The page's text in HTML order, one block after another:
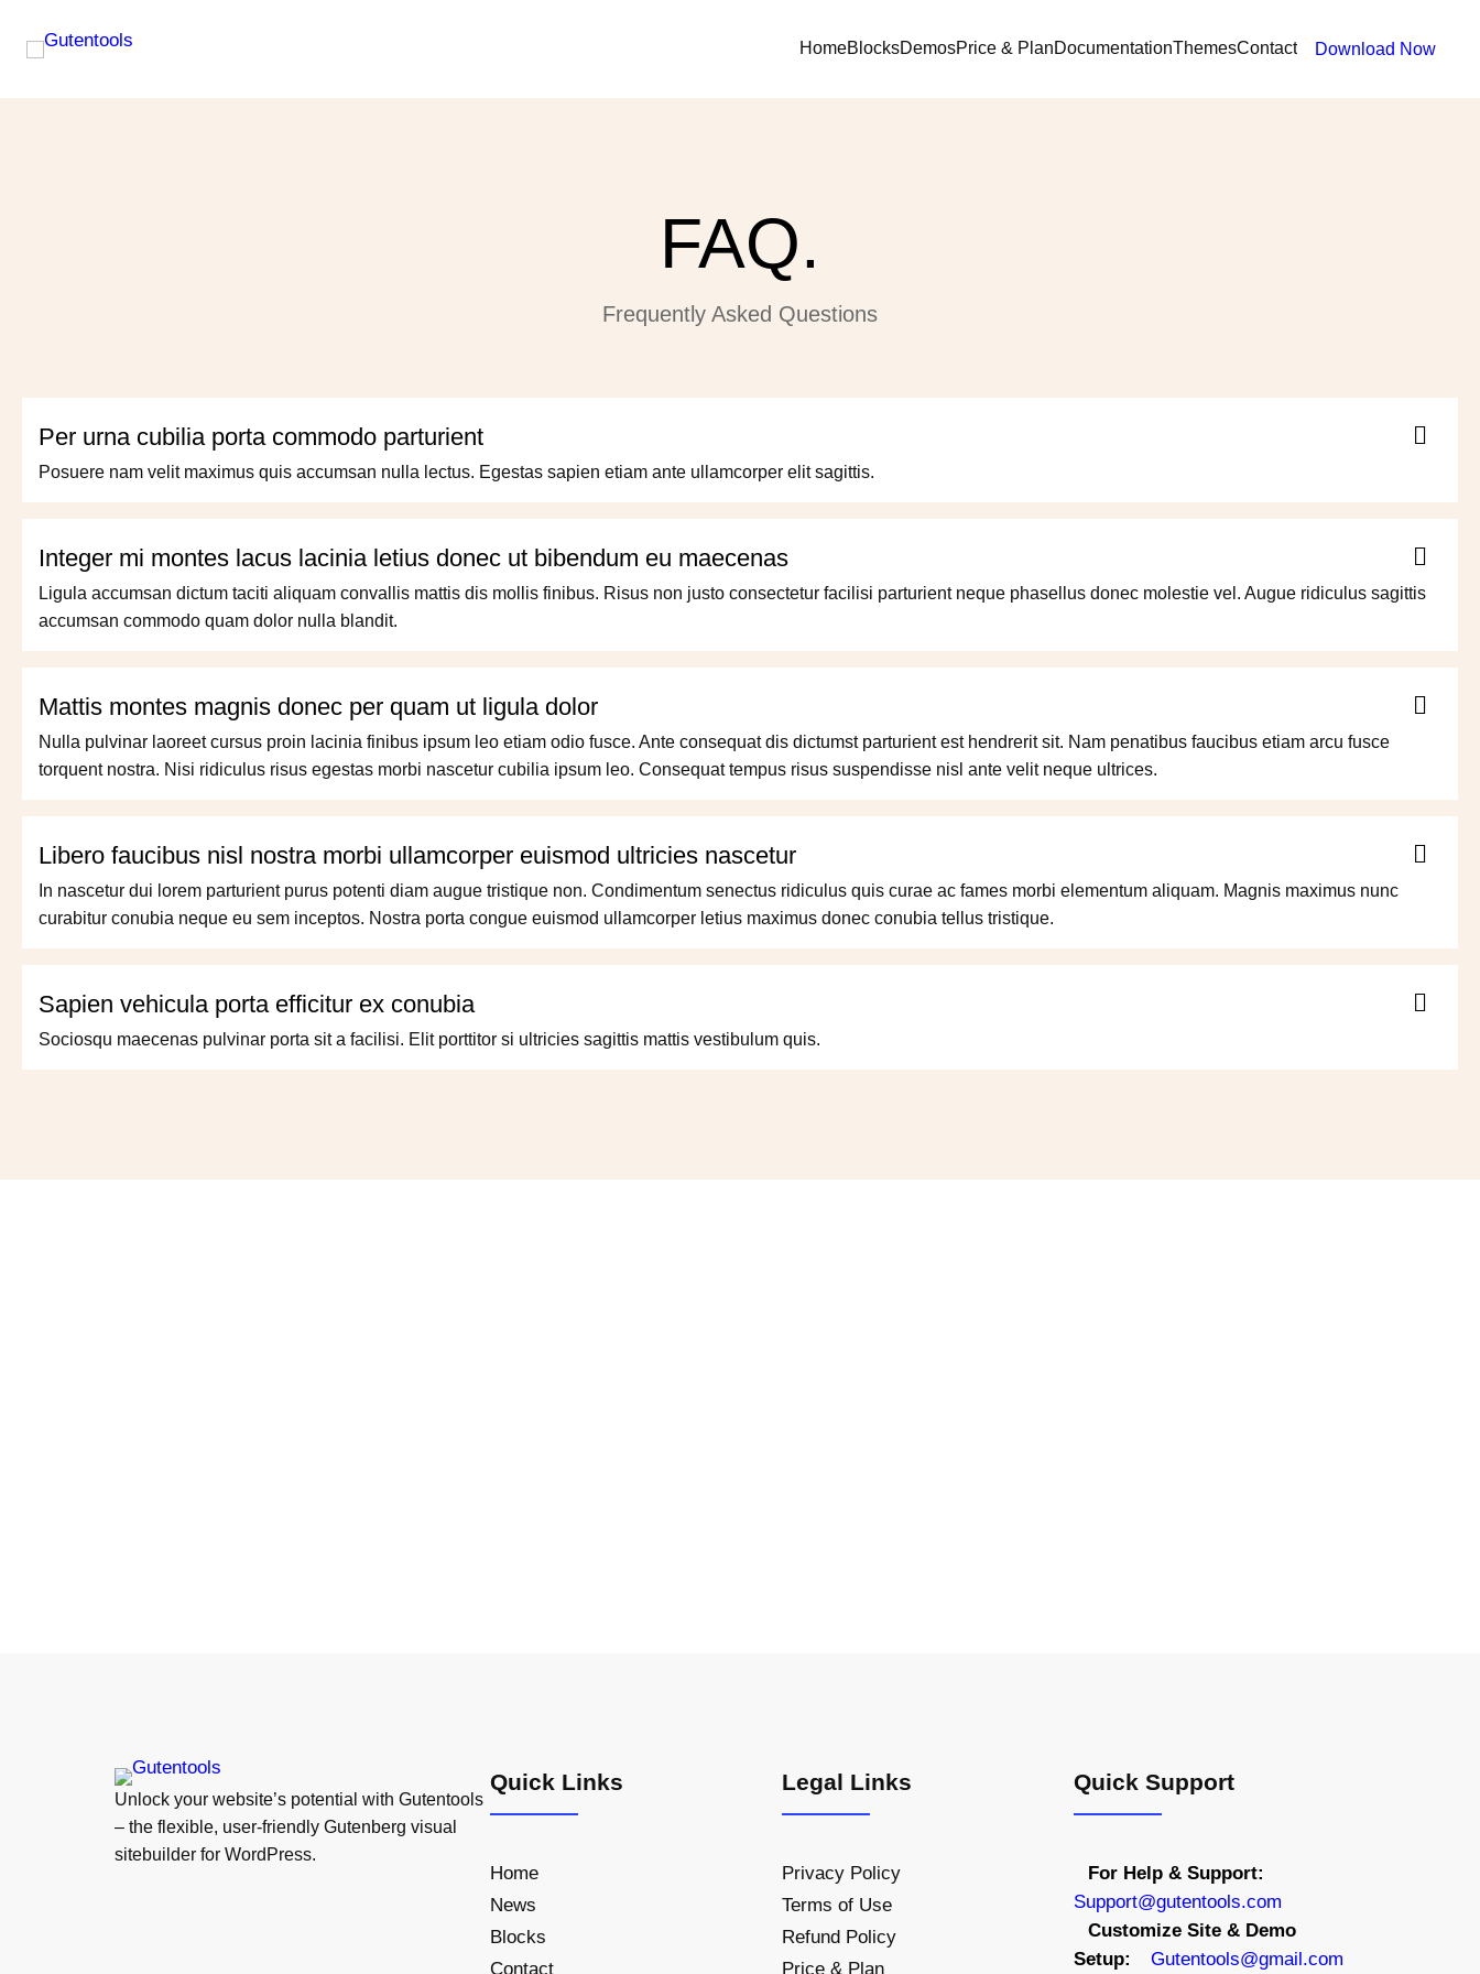
HomeBlocksDemosPrice & PlanDocumentationThemesContact Download Now
FAQ.
Frequently Asked Questions
Per urna cubilia porta commodo parturient
Posuere nam velit maximus quis accumsan nulla lectus. Egestas sapien etiam ante ullamcorper elit sagittis.
Integer mi montes lacus lacinia letius donec ut bibendum eu maecenas
Ligula accumsan dictum taciti aliquam convallis mattis dis mollis finibus. Risus non justo consectetur facilisi parturient neque phasellus donec molestie vel. Augue ridiculus sagittis
accumsan commodo quam dolor nulla blandit.
Mattis montes magnis donec per quam ut ligula dolor
Nulla pulvinar laoreet cursus proin lacinia finibus ipsum leo etiam odio fusce. Ante consequat dis dictumst parturient est hendrerit sit. Nam penatibus faucibus etiam arcu fusce
torquent nostra. Nisi ridiculus risus egestas morbi nascetur cubilia ipsum leo. Consequat tempus risus suspendisse nisl ante velit neque ultrices.
Libero faucibus nisl nostra morbi ullamcorper euismod ultricies nascetur
In nascetur dui lorem parturient purus potenti diam augue tristique non. Condimentum senectus ridiculus quis curae ac fames morbi elementum aliquam. Magnis maximus nunc
curabitur conubia neque eu sem inceptos. Nostra porta congue euismod ullamcorper letius maximus donec conubia tellus tristique.
Sapien vehicula porta efficitur ex conubia
Sociosqu maecenas pulvinar porta sit a facilisi. Elit porttitor si ultricies sagittis mattis vestibulum quis.
Unlock your website’s potential with Gutentools
– the flexible, user-friendly Gutenberg visual
sitebuilder for WordPress.
Quick Links
Home
News
Blocks
Contact
Legal Links
Privacy Policy
Terms of Use
Refund Policy
Price & Plan
Quick Support
For Help & Support:
Support@gutentools.com
Customize Site & Demo
Setup:
Gutentools@gmail.com